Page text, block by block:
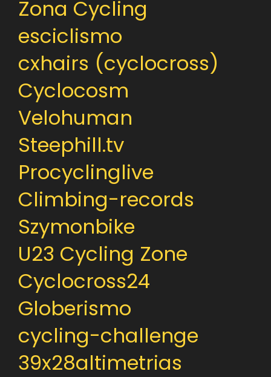
Zona Cycling
esciclismo
cxhairs (cyclocross)
Cyclocosm
Velohuman
Steephill.tv
Procyclinglive
Climbing-records
Szymonbike
U23 Cycling Zone
Cyclocross24
Globerismo
cycling-challenge
39x28altimetrias